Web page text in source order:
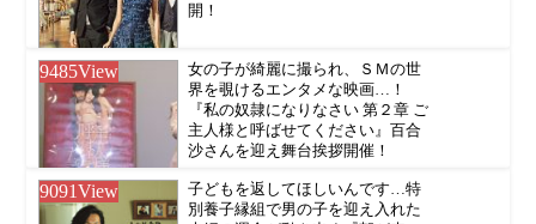
開！
9485View
女の子が綺麗に撮られ、ＳＭの世
界を覗けるエンタメな映画…！
『私の奴隷になりなさい 第２章 ご
主人様と呼ばせてください』百合
沙さんを迎え舞台挨拶開催！
9091View
子どもを返してほしいんです…特
別養子縁組で男の子を迎え入れた